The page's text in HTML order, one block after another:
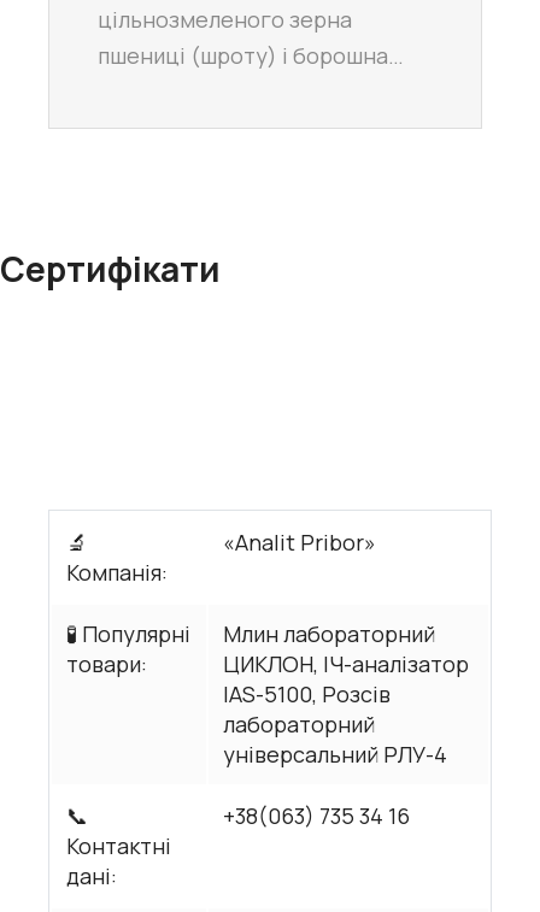
цільнозмеленого зерна
пшениці (шроту) і борошна…
Сертифікати
🔬
Компанія:
«Analit Pribor»
🧪 Популярні
товари:
Млин лабораторний
ЦИКЛОН, ІЧ-аналізатор
IAS-5100, Розсів
лабораторний
універсальний РЛУ-4
📞
Контактні
дані:
+38(063) 735 34 16